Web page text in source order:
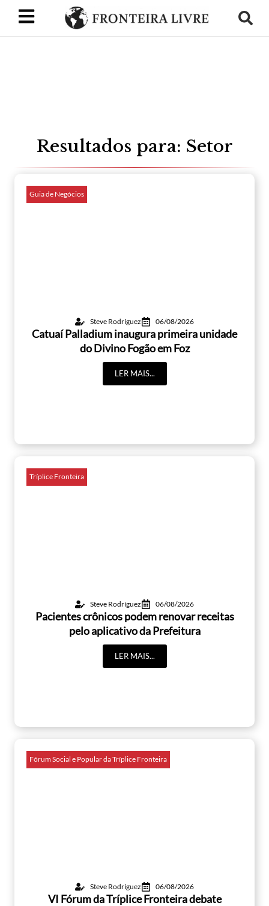
Resultados para: Setor
Guia de Negócios
Steve Rodríguez 06/08/2026
Catuaí Palladium inaugura primeira unidade
do Divino Fogão em Foz
LER MAIS...
Tríplice Fronteira
Steve Rodríguez 06/08/2026
Pacientes crônicos podem renovar receitas
pelo aplicativo da Prefeitura
LER MAIS...
Fórum Social e Popular da Tríplice Fronteira
Steve Rodríguez 06/08/2026
VI Fórum da Tríplice Fronteira debate